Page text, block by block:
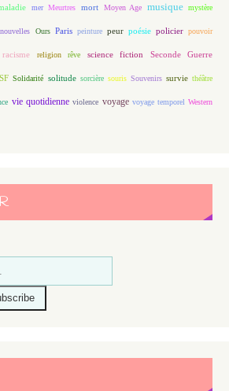
mer Meurtres mort Moyen Age musique mystère
nouvelles Ours Paris peinture peur poésie policier pouvoir
racisme religion rêve science fiction Seconde Guerre
SF Solidarité solitude sorcière souris Souvenirs survie théâtre
vie quotidienne violence voyage voyage temporel Western